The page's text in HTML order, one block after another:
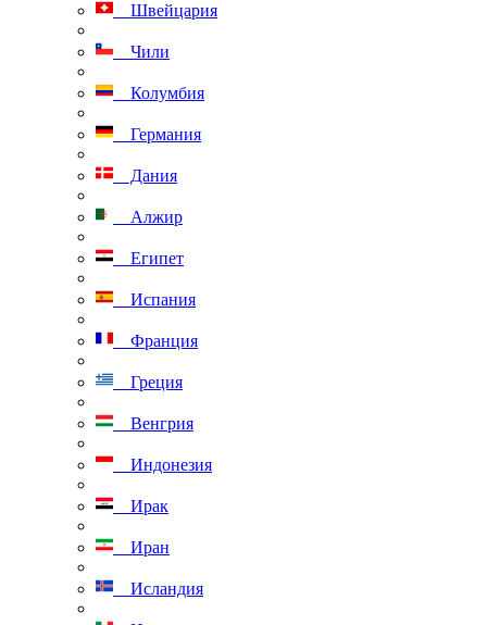
Швейцария
Чили
Колумбия
Германия
Дания
Алжир
Египет
Испания
Франция
Греция
Венгрия
Индонезия
Ирак
Иран
Исландия